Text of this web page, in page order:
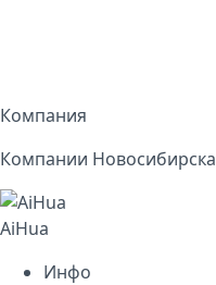
Компания
Компании Новосибирска
AiHua
Инфо